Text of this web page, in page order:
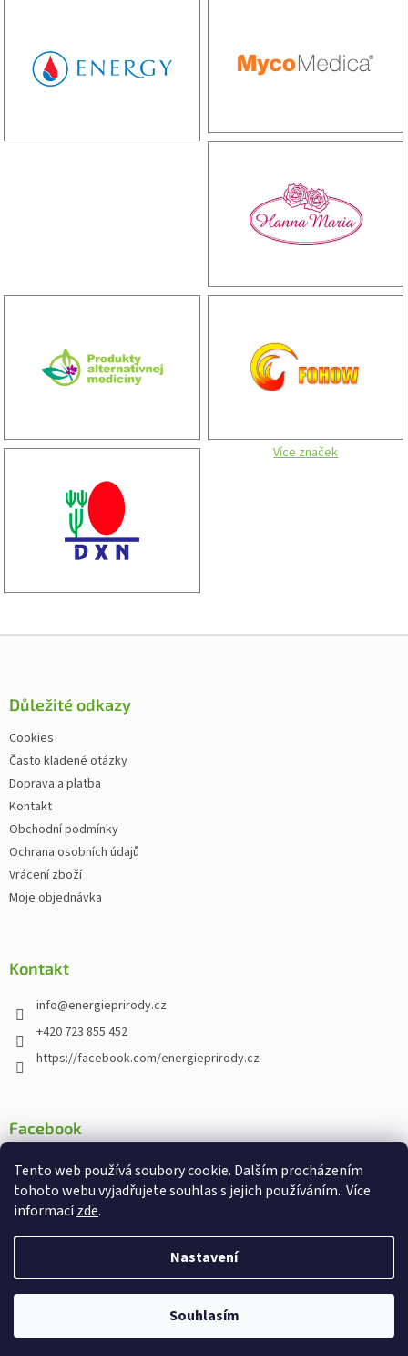
Tento web používá soubory cookie. Dalším procházením
tohoto webu vyjadřujete souhlas s jejich používáním.. Více
informacízde.
Nastavení
Souhlasím
Více značek
Zápatí
Důležité odkazy
Cookies
Často kladené otázky
Doprava a platba
Kontakt
Obchodní podmínky
Ochrana osobních údajů
Vrácení zboží
Moje objednávka
Kontakt
info@energieprirody.cz
+420 723 855 452
https://facebook.com/energieprirody.cz
Facebook
Copyright 2026Energiepřirody.cz - Internetový obchod s
doplňky stravy. Všechna práva vyhrazena.